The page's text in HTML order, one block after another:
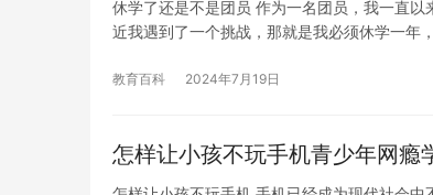
休学了还是不是团员 作为一名团员，我一直
近我遇到了一个挑战，那就是我必须休学一年
教育百科 2024年7月19日
怎样让小孩不玩手机青少年网瘾